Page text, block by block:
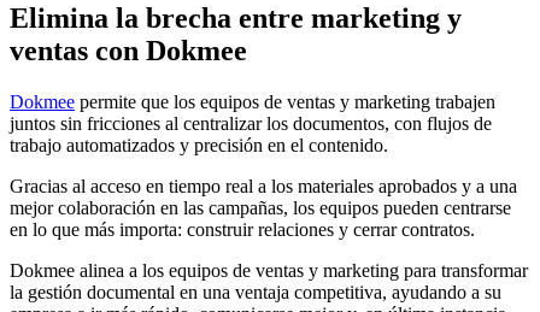
Elimina la brecha entre marketing y
ventas con Dokmee
Dokmee permite que los equipos de ventas y marketing trabajen
juntos sin fricciones al centralizar los documentos, con flujos de
trabajo automatizados y precisión en el contenido.
Gracias al acceso en tiempo real a los materiales aprobados y a una
mejor colaboración en las campañas, los equipos pueden centrarse
en lo que más importa: construir relaciones y cerrar contratos.
Dokmee alinea a los equipos de ventas y marketing para transformar
la gestión documental en una ventaja competitiva, ayudando a su